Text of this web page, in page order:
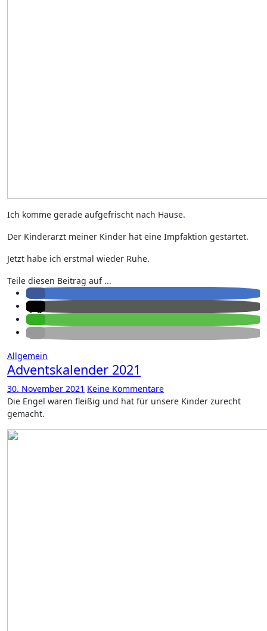
Ich komme gerade aufgefrischt nach Hause.
Der Kinderarzt meiner Kinder hat eine Impfaktion gestartet.
Jetzt habe ich erstmal wieder Ruhe.
Teile diesen Beitrag auf ...
Allgemein
Adventskalender 2021
30. November 2021 Keine Kommentare
Die Engel waren fleißig und hat für unsere Kinder zurecht
gemacht.